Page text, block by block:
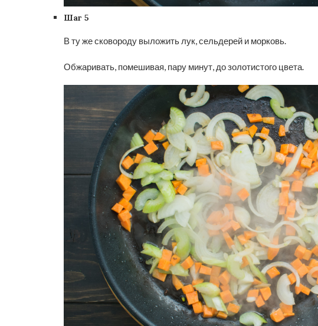
Шаг 5
В ту же сковороду выложить лук, сельдерей и морковь.
Обжаривать, помешивая, пару минут, до золотистого цвета.